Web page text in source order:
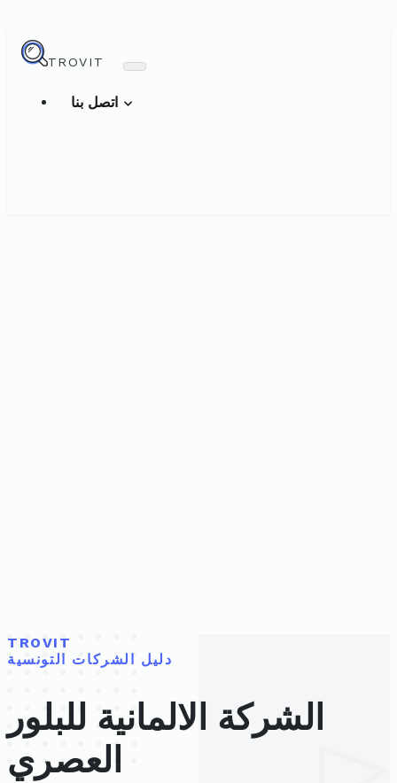
TROVIT
TROVIT
دليل الشركات التونسية
الشركة الالمانية للبلور
العصري